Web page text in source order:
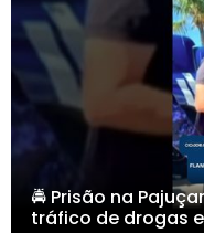
🚔 Prisão na
tráfico de drogas